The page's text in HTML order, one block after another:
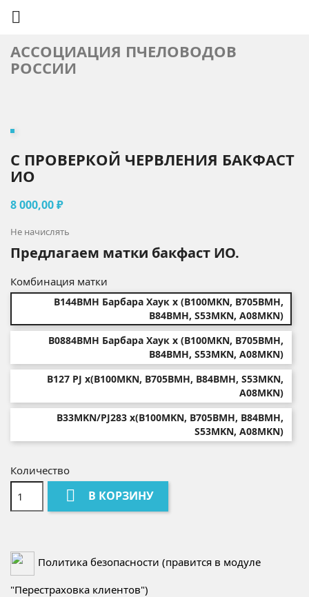

АССОЦИАЦИЯ ПЧЕЛОВОДОВ
РОССИИ
C ПРОВЕРКОЙ ЧЕРВЛЕНИЯ БАКФАСТ
ИО
8 000,00 ₽
Не начислять
Предлагаем матки бакфаст ИО.
Комбинация матки
B144BMH Барбара Хаук х (B100MKN, B705BMH,
B84BMH, S53MKN, A08MKN)
B0884BMH Барбара Хаук х (B100MKN, B705BMH,
B84BMH, S53MKN, A08MKN)
B127 PJ х(B100MKN, B705BMH, B84BMH, S53MKN,
A08MKN)
B33MKN/PJ283 х(B100MKN, B705BMH, B84BMH,
S53MKN, A08MKN)
Количество
 В КОРЗИНУ
Политика безопасности (правится в модуле
"Перестраховка клиентов")